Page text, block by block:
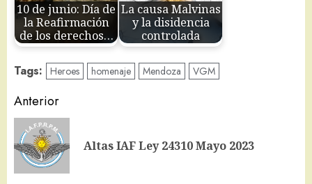
10 de junio: Día de
la Reafirmación
de los derechos…
La causa Malvinas
y la disidencia
controlada
Tags: Heroes homenaje Mendoza VGM
Navegación
de
entradas
Anterior
Altas IAF Ley 24310 Mayo 2023